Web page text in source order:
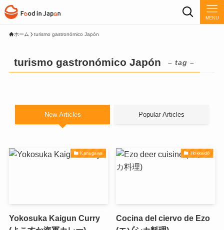
MENU
ホーム turismo gastronómico Japón
turismo gastronómico Japón – tag –
New Articles Popular Articles
Kanagawa
Yokosuka Kaigun Curry
Hokkaidō
Cocina del ciervo de Ezo